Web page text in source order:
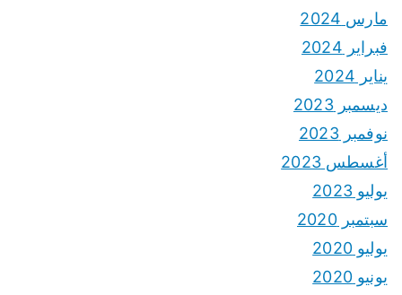
مارس 2024
فبراير 2024
يناير 2024
ديسمبر 2023
نوفمبر 2023
أغسطس 2023
يوليو 2023
سبتمبر 2020
يوليو 2020
يونيو 2020